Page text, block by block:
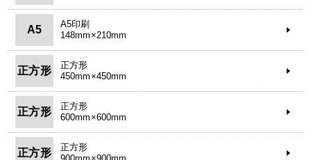
A5
A5印刷
148mm×210mm
正方形
正方形
450mm×450mm
正方形
正方形
600mm×600mm
正方形
正方形